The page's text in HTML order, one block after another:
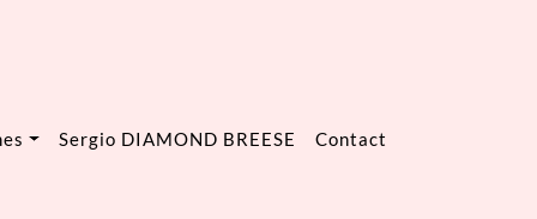
Sergio DIAMOND BREESE Contact